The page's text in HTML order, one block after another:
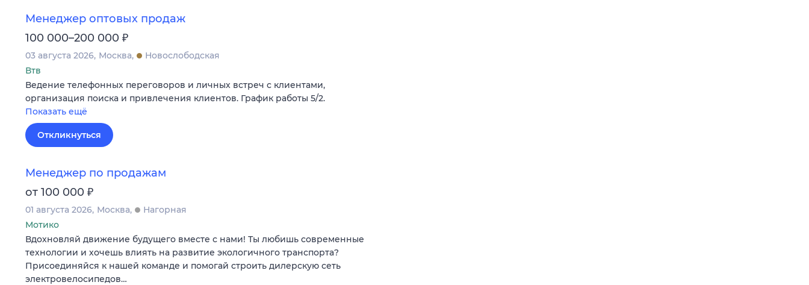
Менеджер оптовых продаж
100 000–200 000 ₽
03 августа 2026 Москва
Новослободская
Втв
Ведение телефонных переговоров и личных встреч с клиентами,
организация поиска и привлечения клиентов. График работы 5/2.
Показать ещё
Откликнуться
Менеджер по продажам
от 100 000 ₽
01 августа 2026 Москва
Нагорная
Мотико
Вдохновляй движение будущего вместе с нами! Ты любишь современные
технологии и хочешь влиять на развитие экологичного транспорта?
Присоединяйся к нашей команде и помогай строить дилерскую сеть
электровелосипедов…